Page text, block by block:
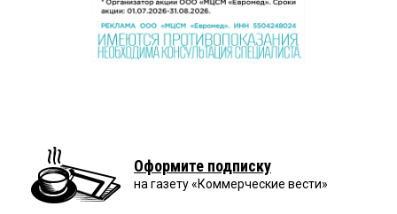
Оформите подписку
на газету «Коммерческие вести»